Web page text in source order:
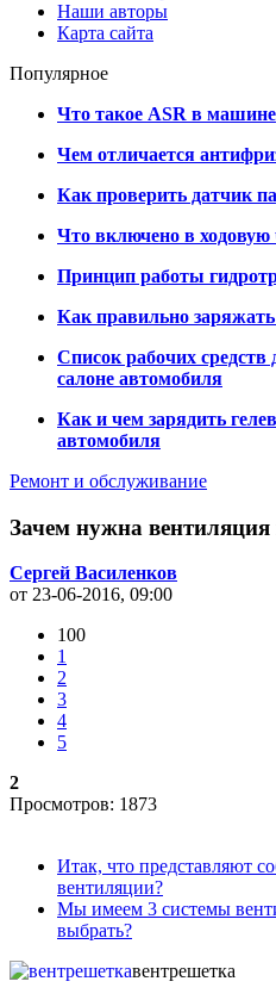
Наши авторы
Карта сайта
Популярное
Что такое ASR в машине
Чем отличается
Как проверить датчик
Что включено в ходовую
Принцип работы
Как правильно
Список рабочих средств
салоне автомобиля
Как и чем зарядить
автомобиля
Ремонт и обслуживание
Зачем нужна вентиляция
Сергей Василенков
от 23-06-2016, 09:00
100
1
2
3
4
5
2
Просмотров: 1873
Итак, что представляют
вентиляции?
Мы имеем 3 системы
выбрать?
вентрешетка